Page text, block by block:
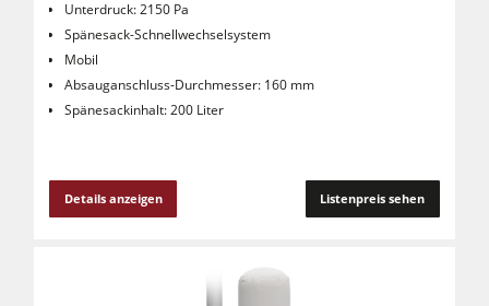
Unterdruck: 2150 Pa
Spänesack-Schnellwechselsystem
Mobil
Absauganschluss-Durchmesser: 160 mm
Spänesackinhalt: 200 Liter
Details anzeigen Listenpreis sehen